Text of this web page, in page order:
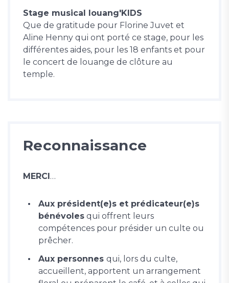
Stage musical louang'KIDS
Que de gratitude pour Florine Juvet et
Aline Henny qui ont porté ce stage, pour les
différentes aides, pour les 18 enfants et pour
le concert de louange de clôture au
temple.
Reconnaissance
MERCI…
Aux président(e)s et prédicateur(e)s
bénévoles qui offrent leurs
compétences pour présider un culte ou
prêcher.
Aux personnes qui, lors du culte,
accueillent, apportent un arrangement